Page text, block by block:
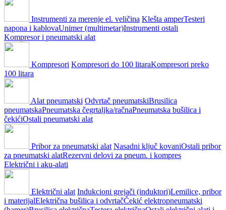
Instrumenti za merenje el. veličina Klešta amperTesteri
napona i kablovaUnimer (multimetar)Instrumenti ostali
Kompresor i pneumatski alat
Kompresori Kompresori do 100 litaraKompresori preko
100 litara
Alat pneumatski Odvrtač pneumatskiBrusilica
pneumatskaPneumatska čegrtaljka/račnaPneumatska bušilica i
čekićiOstali pneumatski alat
Pribor za pneumatski alat Nasadni ključ kovaniOstali pribor
za pneumatski alatRezervni delovi za pneum. i kompres
Električni i aku-alati
Električni alat Indukcioni grejači (induktori)Lemilice, pribor
i materijalElektrična bušilica i odvrtačČekić elektropneumatski